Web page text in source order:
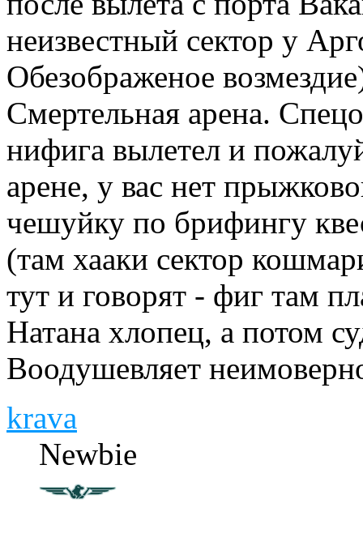
неизвестный сектор у
Обезображеное
Смертельная арена.
нифига вылетел и
арене, у вас нет
чешуйку по брифингу
(там хааки сектор
тут и говорят - фиг там
Натана хлопец, а потом
Воодушевляет
krava
Newbie